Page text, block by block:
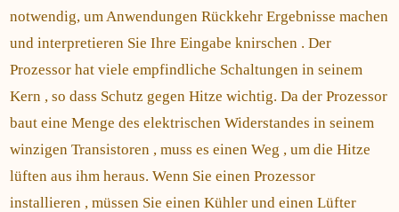
notwendig, um Anwendungen Rückkehr Ergebnisse machen
und interpretieren Sie Ihre Eingabe knirschen . Der
Prozessor hat viele empfindliche Schaltungen in seinem
Kern , so dass Schutz gegen Hitze wichtig. Da der Prozessor
baut eine Menge des elektrischen Widerstandes in seinem
winzigen Transistoren , muss es einen Weg , um die Hitze
lüften aus ihm heraus. Wenn Sie einen Prozessor
installieren , müssen Sie einen Kühler und einen Lüfter